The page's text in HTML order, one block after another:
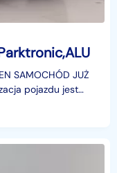
pojazdu jest
Przed prz